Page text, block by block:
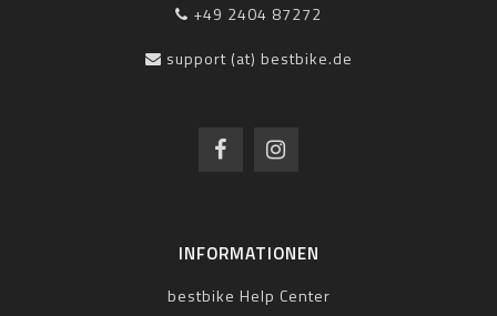
+49 2404 87272
support (at) bestbike.de
INFORMATIONEN
bestbike Help Center